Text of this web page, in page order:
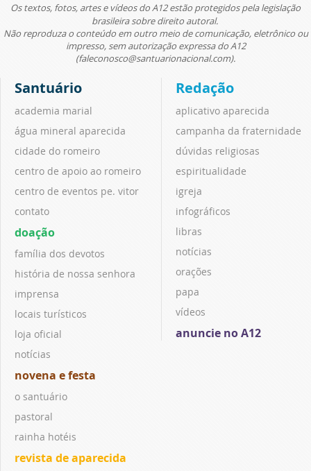
Os textos, fotos, artes e vídeos do A12 estão protegidos pela legislação
brasileira sobre direito autoral.
Não reproduza o conteúdo em outro meio de comunicação, eletrônico ou
impresso, sem autorização expressa do A12
(faleconosco@santuarionacional.com).
Santuário
academia marial
água mineral aparecida
cidade do romeiro
centro de apoio ao romeiro
centro de eventos pe. vitor
contato
doação
família dos devotos
história de nossa senhora
imprensa
locais turísticos
loja oficial
notícias
novena e festa
o santuário
pastoral
rainha hotéis
revista de aparecida
Redação
aplicativo aparecida
campanha da fraternidade
dúvidas religiosas
espiritualidade
igreja
infográficos
libras
notícias
orações
papa
vídeos
anuncie no A12